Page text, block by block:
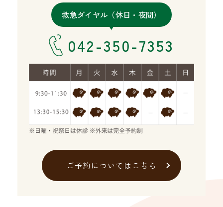
救急ダイヤル（休日・夜間）
042-350-7353
ご予約についてはこちら